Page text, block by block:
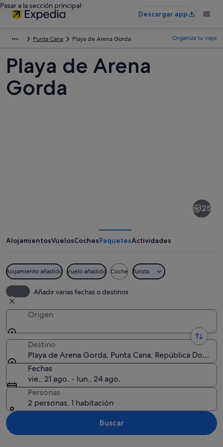
Pasar a la sección principal
Descargar app
Punta Cana Playa de Arena Gorda Organiza tu viaje
Playa de Arena
Gorda
Gorda
25
AlojamientosVuelosCochesPaquetesActividades
Alojamiento añadido Vuelo añadido Coche Turista
Añadir varias fechas o destinos
Origen
Destino
Playa de Arena Gorda, Punta Cana, República
Fechas
vie., 21 ago. - lun., 24 ago.
Personas
2 personas, 1 habitación
Buscar